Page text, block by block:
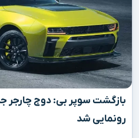
رونمایی شد